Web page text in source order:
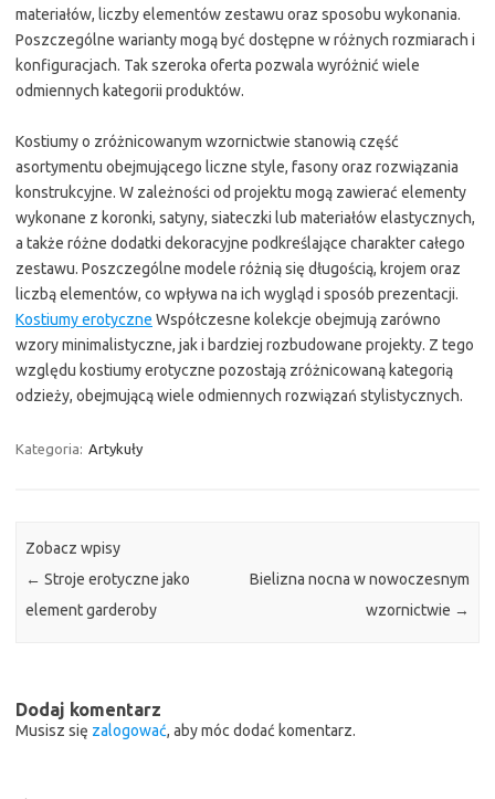
materiałów, liczby elementów zestawu oraz sposobu wykonania.
Poszczególne warianty mogą być dostępne w różnych rozmiarach i
konfiguracjach. Tak szeroka oferta pozwala wyróżnić wiele
odmiennych kategorii produktów.
Kostiumy o zróżnicowanym wzornictwie stanowią część
asortymentu obejmującego liczne style, fasony oraz rozwiązania
konstrukcyjne. W zależności od projektu mogą zawierać elementy
wykonane z koronki, satyny, siateczki lub materiałów elastycznych,
a także różne dodatki dekoracyjne podkreślające charakter całego
zestawu. Poszczególne modele różnią się długością, krojem oraz
liczbą elementów, co wpływa na ich wygląd i sposób prezentacji.
Kostiumy erotyczne Współczesne kolekcje obejmują zarówno
wzory minimalistyczne, jak i bardziej rozbudowane projekty. Z tego
względu kostiumy erotyczne pozostają zróżnicowaną kategorią
odzieży, obejmującą wiele odmiennych rozwiązań stylistycznych.
Kategoria: Artykuły
Zobacz wpisy
← Stroje erotyczne jako
element garderoby
Bielizna nocna w nowoczesnym
wzornictwie →
Dodaj komentarz
Musisz się zalogować, aby móc dodać komentarz.